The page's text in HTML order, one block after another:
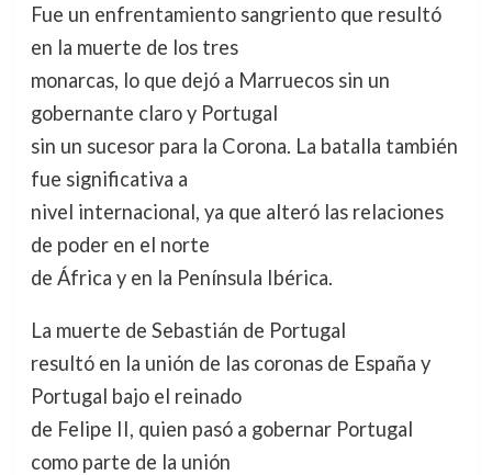
Fue un enfrentamiento sangriento que resultó
en la muerte de los tres
monarcas, lo que dejó a Marruecos sin un
gobernante claro y Portugal
sin un sucesor para la Corona. La batalla también
fue significativa a
nivel internacional, ya que alteró las relaciones
de poder en el norte
de África y en la Península Ibérica.
La muerte de Sebastián de Portugal
resultó en la unión de las coronas de España y
Portugal bajo el reinado
de Felipe II, quien pasó a gobernar Portugal
como parte de la unión